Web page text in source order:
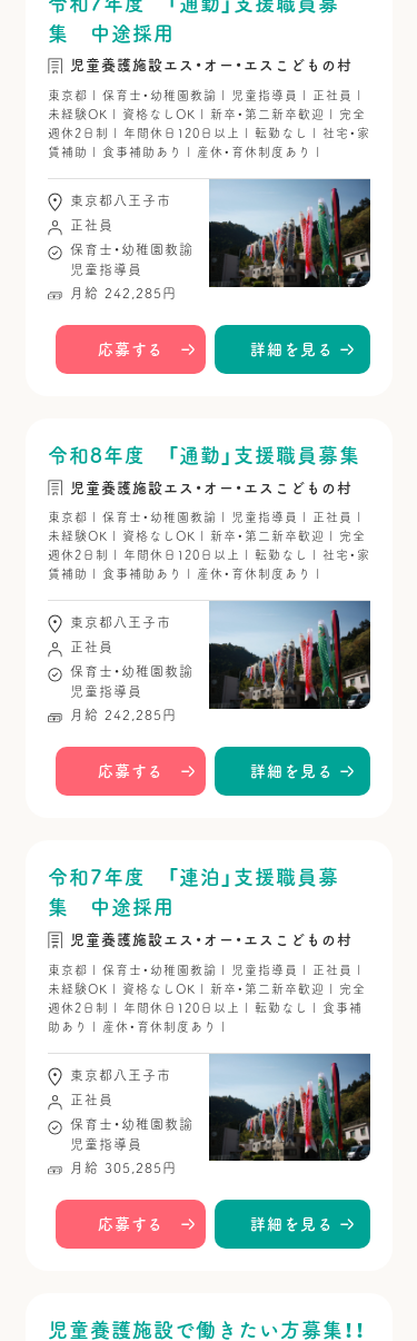
集 中途採用
児童養護施設エス・オー・エスこどもの村
東京都 | 保育士・幼稚園教諭 | 児童指導員 | 正社員 |
未経験OK | 資格なしOK | 新卒・第二新卒歓迎 | 完全
週休2日制 | 年間休日120日以上 | 転勤なし | 社宅・家
賃補助 | 食事補助あり | 産休・育休制度あり |
東京都八王子市
正社員
保育士・幼稚園教諭
児童指導員
月給 242,285円
応募する 詳細を見る
令和8年度 「通勤」支援職員募集
児童養護施設エス・オー・エスこどもの村
東京都 | 保育士・幼稚園教諭 | 児童指導員 | 正社員 |
未経験OK | 資格なしOK | 新卒・第二新卒歓迎 | 完全
週休2日制 | 年間休日120日以上 | 転勤なし | 社宅・家
賃補助 | 食事補助あり | 産休・育休制度あり |
東京都八王子市
正社員
保育士・幼稚園教諭
児童指導員
月給 242,285円
応募する 詳細を見る
令和7年度 「連泊」支援職員募
集 中途採用
児童養護施設エス・オー・エスこどもの村
東京都 | 保育士・幼稚園教諭 | 児童指導員 | 正社員 |
未経験OK | 資格なしOK | 新卒・第二新卒歓迎 | 完全
週休2日制 | 年間休日120日以上 | 転勤なし | 食事補
助あり | 産休・育休制度あり |
東京都八王子市
正社員
保育士・幼稚園教諭
児童指導員
月給 305,285円
応募する 詳細を見る
児童養護施設で働きたい方募集！！